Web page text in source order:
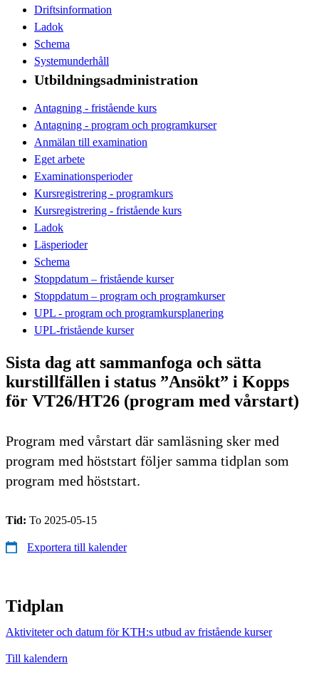
Driftsinformation
Ladok
Schema
Systemunderhåll
Utbildningsadministration
Antagning - fristående kurs
Antagning - program och programkurser
Anmälan till examination
Eget arbete
Examinationsperioder
Kursregistrering - programkurs
Kursregistrering - fristående kurs
Ladok
Läsperioder
Schema
Stoppdatum – fristående kurser
Stoppdatum – program och programkurser
UPL - program och programkursplanering
UPL-fristående kurser
Sista dag att sammanfoga och sätta
kurstillfällen i status ”Ansökt” i Kopps
för VT26/HT26 (program med vårstart)
Program med vårstart där samläsning sker med
program med höststart följer samma tidplan som
program med höststart.
Tid: To 2025-05-15
Exportera till kalender
Tidplan
Aktiviteter och datum för KTH:s utbud av fristående kurser
Till kalendern